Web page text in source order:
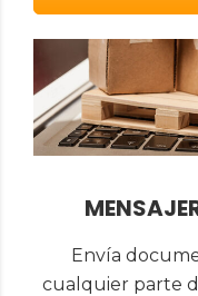
Envía
cualquier parte